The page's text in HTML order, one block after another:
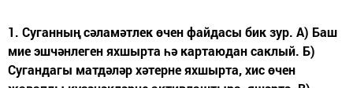
1. Суганның сәламәтлек өчен файдасы бик зур. А) Баш
мие эшчәнлеген яхшырта һә картаюдан саклый. Б)
Сугандагы матдәләр хәтерне яхшырта, хис өчен